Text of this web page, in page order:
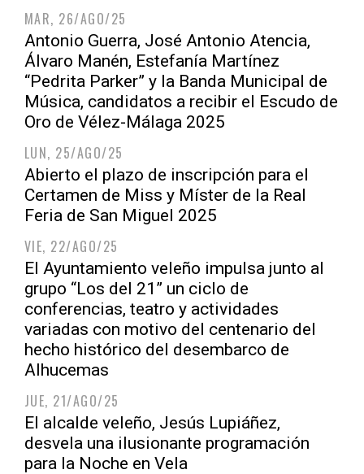
MAR, 26/AGO/25
Antonio Guerra, José Antonio Atencia,
Álvaro Manén, Estefanía Martínez
“Pedrita Parker” y la Banda Municipal de
Música, candidatos a recibir el Escudo de
Oro de Vélez-Málaga 2025
LUN, 25/AGO/25
Abierto el plazo de inscripción para el
Certamen de Miss y Míster de la Real
Feria de San Miguel 2025
VIE, 22/AGO/25
El Ayuntamiento veleño impulsa junto al
grupo “Los del 21” un ciclo de
conferencias, teatro y actividades
variadas con motivo del centenario del
hecho histórico del desembarco de
Alhucemas
JUE, 21/AGO/25
El alcalde veleño, Jesús Lupiáñez,
desvela una ilusionante programación
para la Noche en Vela